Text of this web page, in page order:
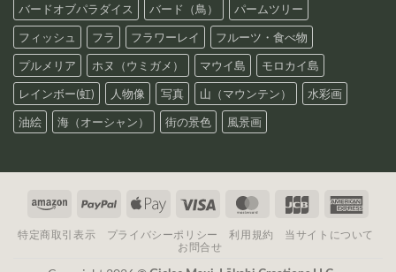
バードオブパラダイス
バード（鳥）
パームツリー
フィッシュ
フラ フラワーレイ
フルーツ・食べ物
プルメリア
ホヌ（ウミガメ） マウイ島
モロカイ島
レインボー(虹)
人物像 写真 山（マウンテン）
水彩画
油絵
海（オーシャン） 街の景色 風景画
Amazon PayPal
Apple
Visa MasterCard
JCB
特定商取引表示 プライバシーポリシー 利用規約
当サイトについて
お問合せ